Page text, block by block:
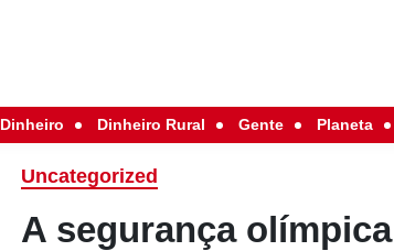
Dinheiro Dinheiro Rural Gente Planeta
Uncategorized
A segurança olímpica